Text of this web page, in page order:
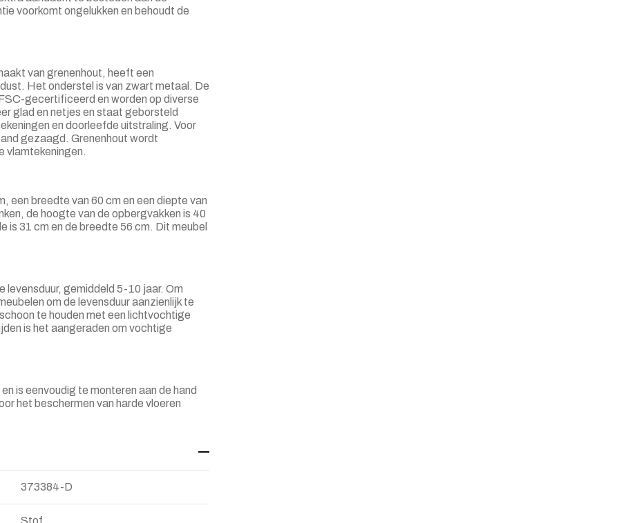
voorkomt ongelukken en behoudt de
van grenenhout, heeft een
Het onderstel is van zwart metaal. De
gecertificeerd en worden op diverse
glad en netjes en staat geborsteld
en doorleefde uitstraling. Voor
gezaagd. Grenenhout wordt
vlamtekeningen.
een breedte van 60 cm en een diepte van
de hoogte van de opbergvakken is 40
is 31 cm en de breedte 56 cm. Dit meubel
levensduur, gemiddeld 5-10 jaar. Om
om de levensduur aanzienlijk te
te houden met een lichtvochtige
is het aangeraden om vochtige
is eenvoudig te monteren aan de hand
het beschermen van harde vloeren
373384-D
Stof